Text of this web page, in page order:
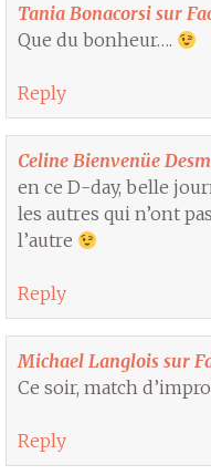
Tania Bonacorsi sur
Que du bonheur….
Reply
Celine Bienvenüe
en ce D-day, belle
les autres qui n’ont
l’autre
Reply
Michael Langlois sur
Ce soir, match
Reply